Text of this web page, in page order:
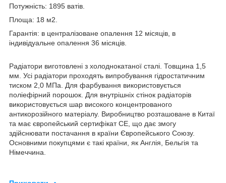
Потужність: 1895 ватів.
Площа: 18 м2.
Гарантія: в централізоване опалення 12 місяців, в
індивідуальне опалення 36 місяців.
Радіатори виготовлені з холоднокатаної сталі. Товщина 1,5
мм. Усі радіатори проходять випробування гідростатичним
тиском 2,0 МПа. Для фарбування використовується
поліефірний порошок. Для внутрішніх стінок радіаторів
використовується шар високого концентрованого
антикорозійного матеріалу. Виробництво розташоване в Китаї
та має європейський сертифікат СЕ, що дає змогу
здійснювати постачання в країни Європейського Союзу.
Основними покупцями є такі країни, як Англія, Бельгія та
Німеччина.